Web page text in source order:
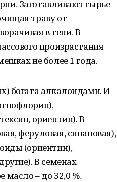
Заготавливают сырье
траву от
в тени. В
произрастания
не более 1 года.
богата алкалоидами. И
ориентин). В
феруловая, синаповая),
(ориентин),
В семенах
– до 32,0 %.